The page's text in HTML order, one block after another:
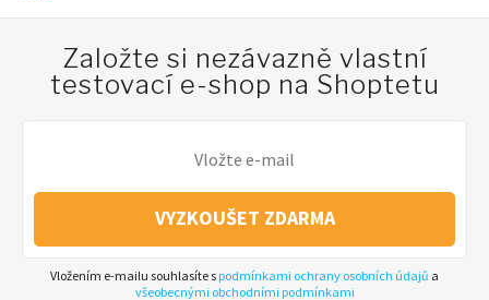
Založte si nezávazně vlastní
testovací e-shop na Shoptetu
VYZKOUŠET ZDARMA
Vložením e-mailu souhlasíte s podmínkami ochrany osobních údajů a
všeobecnými obchodními podmínkami